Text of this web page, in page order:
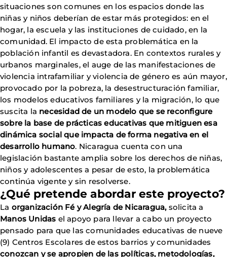
situaciones son comunes en los espacios donde las
niñas y niños deberían de estar más protegidos: en el
hogar, la escuela y las instituciones de cuidado, en la
comunidad. El impacto de esta problemática en la
población infantil es devastadora. En contextos rurales y
urbanos marginales, el auge de las manifestaciones de
violencia intrafamiliar y violencia de género es aún mayor,
provocado por la pobreza, la desestructuración familiar,
los modelos educativos familiares y la migración, lo que
suscita la necesidad de un modelo que se reconfigure
sobre la base de prácticas educativas que mitiguen esa
dinámica social que impacta de forma negativa en el
desarrollo humano. Nicaragua cuenta con una
legislación bastante amplia sobre los derechos de niñas,
niños y adolescentes a pesar de esto, la problemática
continúa vigente y sin resolverse.
¿Qué pretende abordar este proyecto?
La organización Fé y Alegría de Nicaragua,solicita a
Manos Unidas el apoyo para llevar a cabo un proyecto
pensado para que las comunidades educativas de nueve
(9) Centros Escolares de estos barrios y comunidades
conozcan y se apropien de las políticas, metodologías,